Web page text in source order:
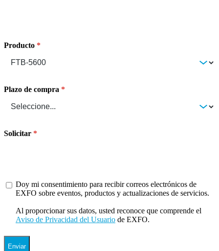
Producto
Plazo de compra
Solicitar
Doy mi consentimiento para recibir correos electrónicos de
EXFO sobre eventos, productos y actualizaciones de servicios.
Al proporcionar sus datos, usted reconoce que comprende el
Aviso de Privacidad del Usuario de EXFO.
Enviar